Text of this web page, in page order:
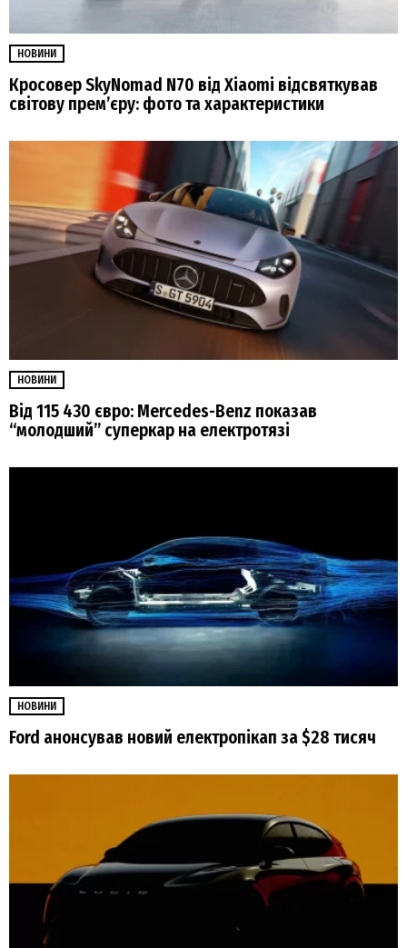
НОВИНИ
Кросовер SkyNomad N70 від Xiaomi відсвяткував
світову прем’єру: фото та характеристики
НОВИНИ
Від 115 430 євро: Mercedes-Benz показав
“молодший” суперкар на електротязі
НОВИНИ
Ford анонсував новий електропікап за $28 тисяч